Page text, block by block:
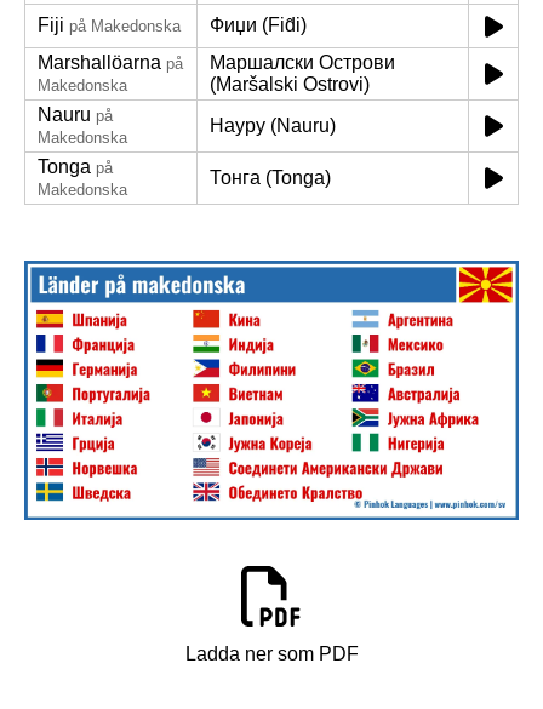
Fiji på Makedonska
Фиџи (Fid̂i)
Marshallöarna på
Makedonska
Маршалски Острови
(Maršalski Ostrovi)
Nauru på
Makedonska
Науру (Nauru)
Tonga på
Makedonska
Тонга (Tonga)
Ladda ner som PDF